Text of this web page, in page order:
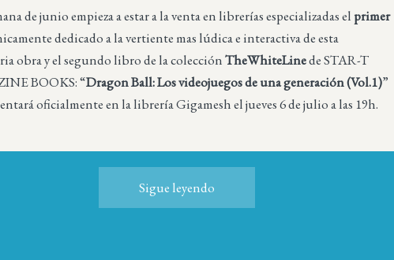
de junio empieza a estar a la venta en librerías especializadas el primer
dedicado a la vertiente mas lúdica e interactiva de esta
obra y el segundo libro de la colecciónTheWhiteLinede STAR-T
BOOKS: “Dragon Ball: Los videojuegos de una generación (Vol.1)”
oficialmente en la librería Gigamesh el jueves 6 de julio a las 19h.
Sigue leyendo